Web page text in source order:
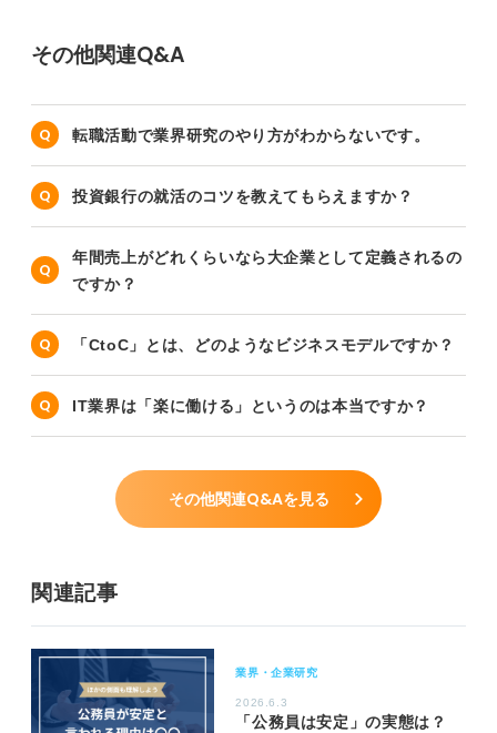
その他関連Q&A
転職活動で業界研究のやり方がわからないです。
投資銀行の就活のコツを教えてもらえますか？
年間売上がどれくらいなら大企業として定義されるの
ですか？
「CtoC」とは、どのようなビジネスモデルですか？
IT業界は「楽に働ける」というのは本当ですか？
その他関連Q&Aを見る
関連記事
業界・企業研究
2026.6.3
「公務員は安定」の実態は？